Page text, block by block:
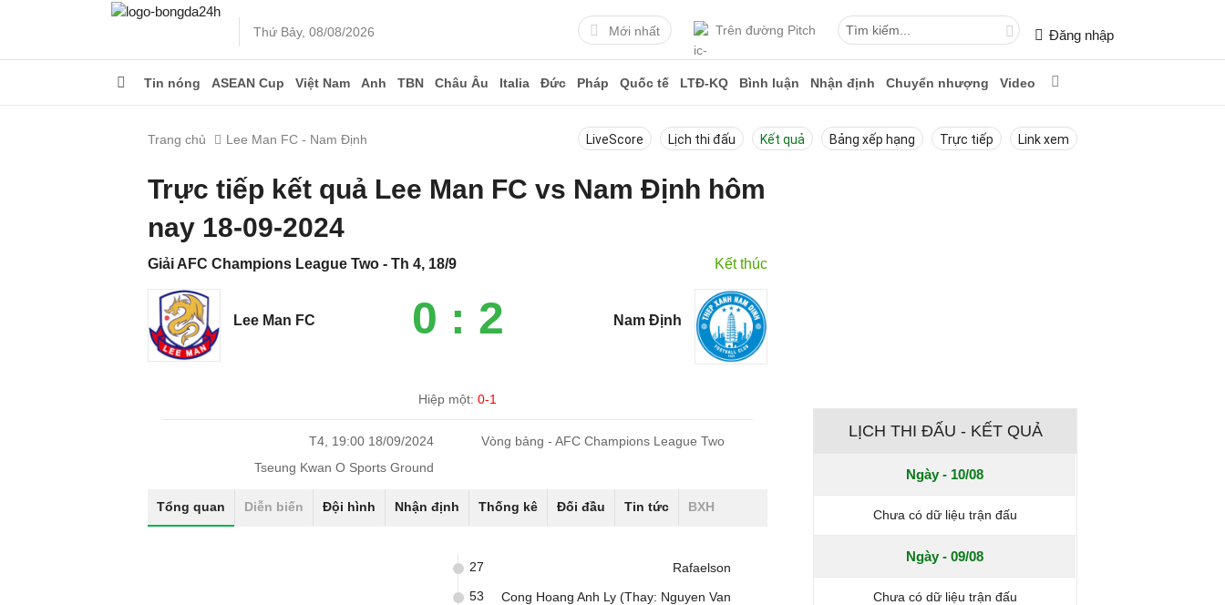
Thứ Bảy, 08/08/2026 Mới nhất Trên đường Pitch Đăng nhập
Tin nóng ASEAN Cup Việt Nam Anh TBN Châu Âu Italia Đức Pháp Quốc tế LTĐ-KQ Bình luận Nhận định Chuyển nhượng Video
Trang chủ Lee Man FC - Nam Định LiveScore Lịch thi đấu Kết quả Bảng xếp hạng Trực tiếp Link xem
Trực tiếp kết quả Lee Man FC vs Nam Định hôm
nay 18-09-2024
Giải AFC Champions League Two - Th 4, 18/9 Kết thúc
Lee Man FC 0 : 2 Nam Định
Hiệp một:0-1
T4, 19:00 18/09/2024
Vòng bảng - AFC Champions League Two
Tseung Kwan O Sports Ground
Tổng quan Diễn biến Đội hình Nhận định Thống kê Đối đầu Tin tức BXH
Rafaelson
27
Cong Hoang Anh Ly (Thay: Nguyen Van
53
LỊCH THI ĐẤU - KẾT QUẢ
Ngày - 10/08
Chưa có dữ liệu trận đấu
Ngày - 09/08
Chưa có dữ liệu trận đấu